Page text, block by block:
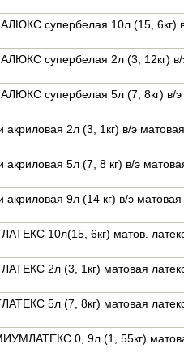
супербелая 10л (15,
супербелая 2л (3, 12кг)
супербелая 5л (7, 8кг)
акриловая 2л (3, 1кг) в/э
акриловая 5л (7, 8 кг) в/э
акриловая 9л (14 кг) в/э
10л(15, 6кг) матов.
2л (3, 1кг) матовая
5л (7, 8кг) матовая
0, 9л (1, 55кг)